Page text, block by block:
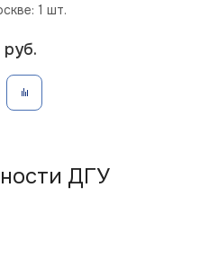
1 шт.
руб.
ДГУ